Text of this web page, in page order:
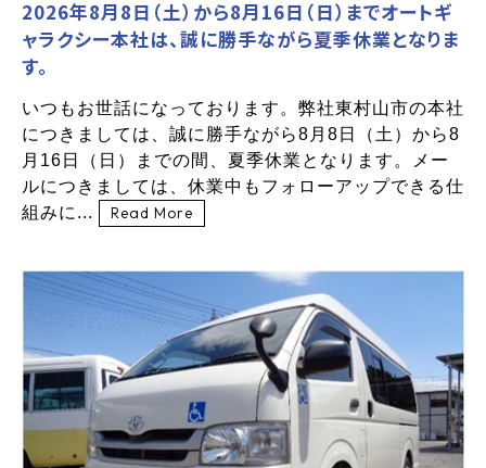
2026年8月8日（土）から8月16日（日）までオートギ
ャラクシー本社は、誠に勝手ながら夏季休業となりま
す。
いつもお世話になっております。弊社東村山市の本社
につきましては、誠に勝手ながら8月8日（土）から8
月16日（日）までの間、夏季休業となります。メー
ルにつきましては、休業中もフォローアップできる仕
組みに...
Read More